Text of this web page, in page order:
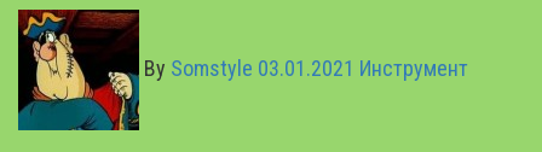
By Somstyle 03.01.2021 Инструмент